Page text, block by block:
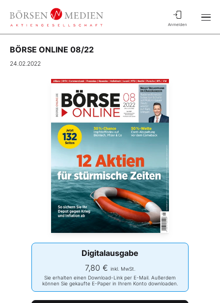
Anmelden
BÖRSE ONLINE 08/22
24.02.2022
Digitalausgabe
7,80 € inkl. MwSt.
Sie erhalten einen Download-Link per E-Mail. Außerdem
können Sie gekaufte E-Paper in Ihrem Konto downloaden.